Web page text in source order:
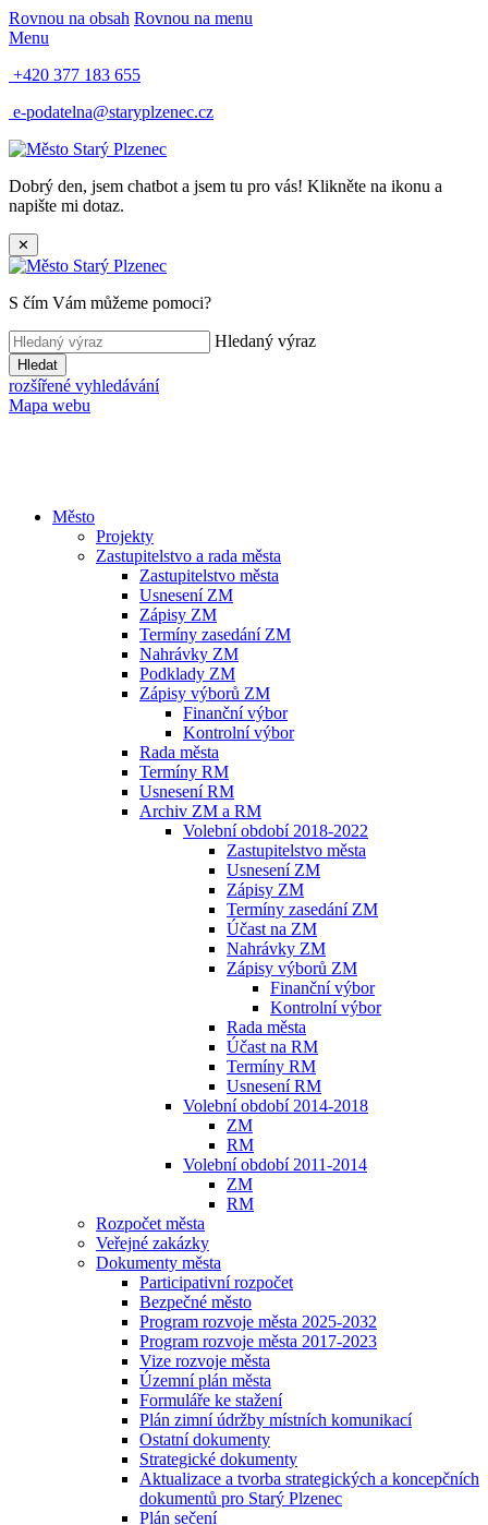
Rovnou na obsah Rovnou na menu
Menu
+420 377 183 655
e-podatelna@staryplzenec.cz
Dobrý den, jsem chatbot a jsem tu pro vás! Klikněte na ikonu a
napište mi dotaz.
✕
S čím Vám můžeme pomoci?
Hledaný výraz
Hledat
rozšířené vyhledávání
Mapa webu
Město
Projekty
Zastupitelstvo a rada města
Zastupitelstvo města
Usnesení ZM
Zápisy ZM
Termíny zasedání ZM
Nahrávky ZM
Podklady ZM
Zápisy výborů ZM
Finanční výbor
Kontrolní výbor
Rada města
Termíny RM
Usnesení RM
Archiv ZM a RM
Volební období 2018-2022
Zastupitelstvo města
Usnesení ZM
Zápisy ZM
Termíny zasedání ZM
Účast na ZM
Nahrávky ZM
Zápisy výborů ZM
Finanční výbor
Kontrolní výbor
Rada města
Účast na RM
Termíny RM
Usnesení RM
Volební období 2014-2018
ZM
RM
Volební období 2011-2014
ZM
RM
Rozpočet města
Veřejné zakázky
Dokumenty města
Participativní rozpočet
Bezpečné město
Program rozvoje města 2025-2032
Program rozvoje města 2017-2023
Vize rozvoje města
Územní plán města
Formuláře ke stažení
Plán zimní údržby místních komunikací
Ostatní dokumenty
Strategické dokumenty
Aktualizace a tvorba strategických a koncepčních
dokumentů pro Starý Plzenec
Plán sečení